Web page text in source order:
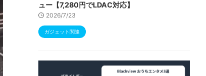
ュー【7,280円でLDAC対応】
2026/7/23
ガジェット関連